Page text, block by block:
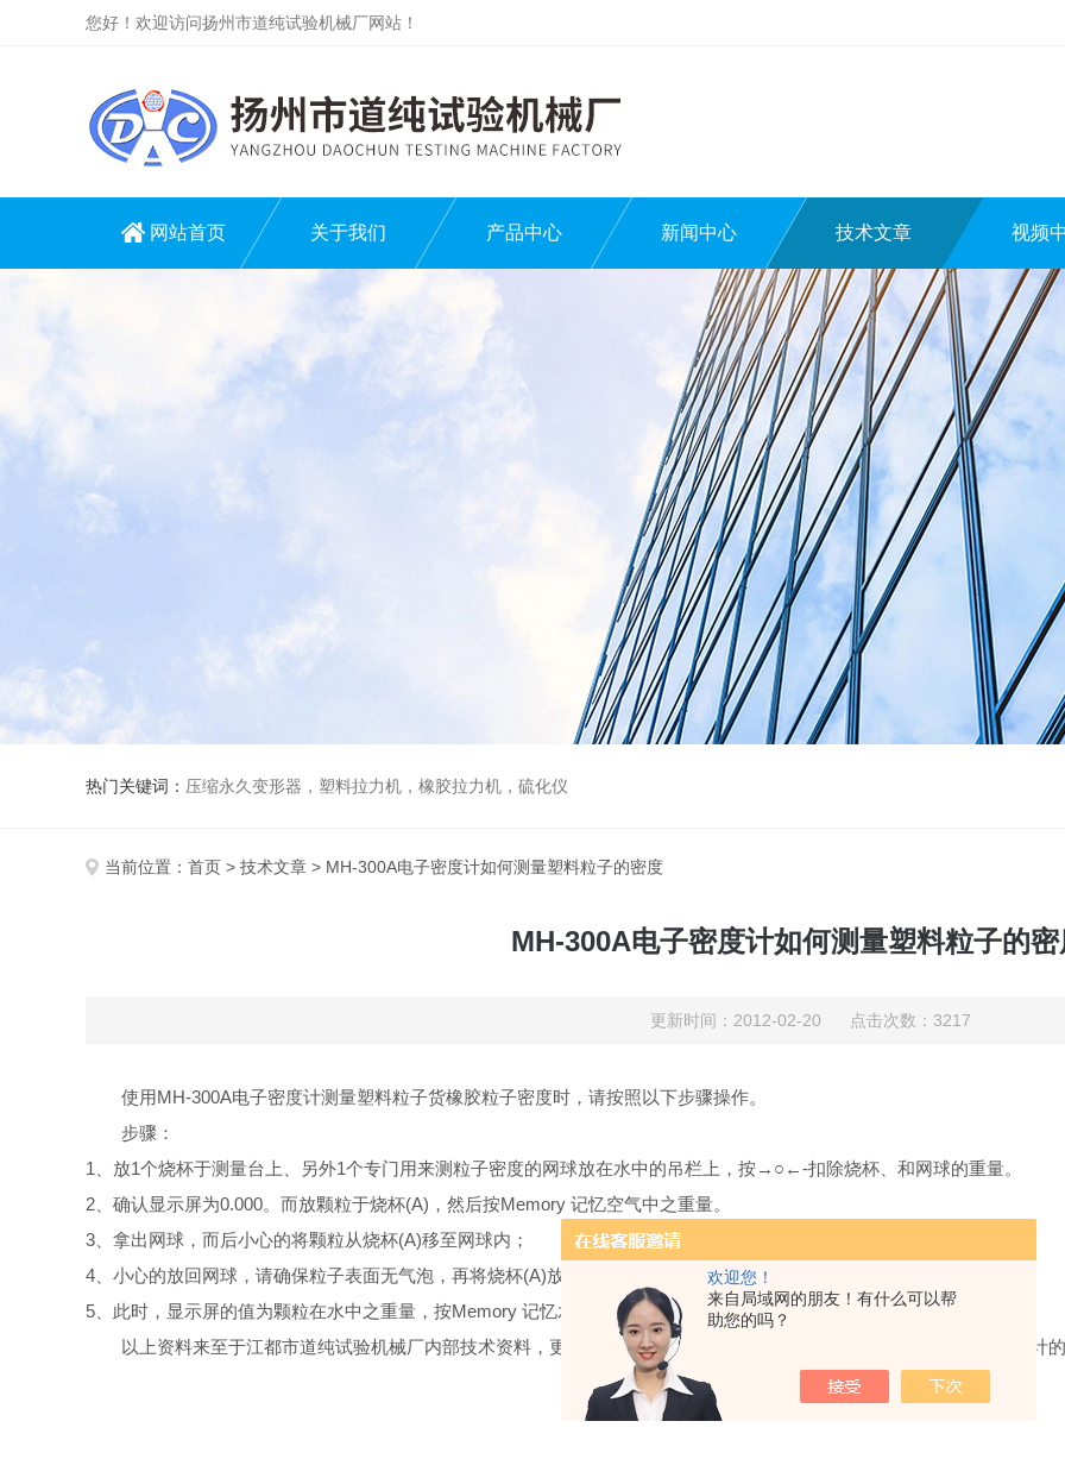
欢迎您！
来自局域网的朋友！有什么可以帮
助您的吗？
您好！欢迎访问扬州市道纯试验机械厂网站！
网站首页 关于我们 产品中心 新闻中心 技术文章 视频
热门关键词： 压缩永久变形器，塑料拉力机，橡胶拉力机，硫化仪
当前位置： 首页 > 技术文章 > MH-300A电子密度计如何测量塑料粒子的密度
MH-300A电子密度计如何测量塑料粒子的密
更新时间：2012-02-20 点击次数：3217
使用MH-300A电子密度计测量塑料粒子货橡胶粒子密度时，请按照以下步骤操作。
步骤：
1、放1个烧杯于测量台上、另外1个专门用来测粒子密度的网球放在水中的吊栏上，按→○←-扣除烧杯、和网球的重量。
2、确认显示屏为0.000。而放颗粒于烧杯(A)，然后按Memory 记忆空气中之重量。
3、拿出网球，而后小心的将颗粒从烧杯(A)移至网球内；
4、小心的放回网球，请确保粒子表面无气泡，再将烧杯(A)放回测量台上。
5、此时，显示屏的值为颗粒在水中之重量，按Memory 记忆水中之重量并得到比重值。
以上资料来至于江都市道纯试验机械厂内部技术资料，更多关于电子密度计的使用、电子密度计的保养以及电子密度计